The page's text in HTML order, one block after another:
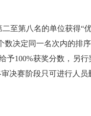
二至第八名的单位获得“
决定同一名次内的排序
予100%获奖分数，另
决赛阶段只可进行人员